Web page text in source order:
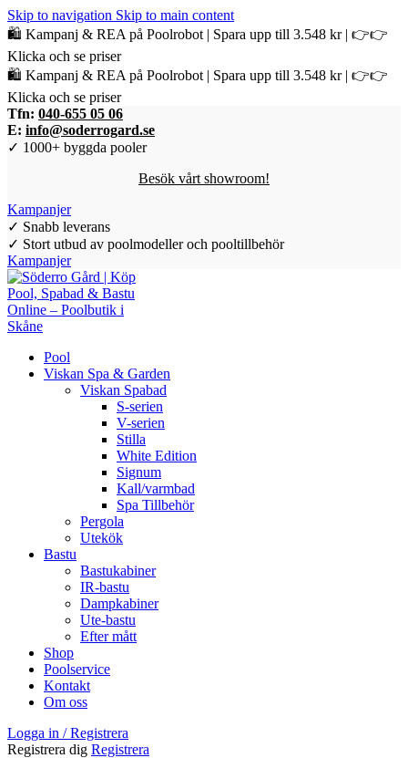
Skip to navigation Skip to main content
🛍️ Kampanj & REA på Poolrobot | Spara upp till 3.548 kr | 👉👉
Klicka och se priser
🛍️ Kampanj & REA på Poolrobot | Spara upp till 3.548 kr | 👉👉
Klicka och se priser
Tfn: 040-655 05 06
E: info@soderrogard.se
✓ 1000+ byggda pooler
Besök vårt showroom!
Kampanjer
✓ Snabb leverans
✓ Stort utbud av poolmodeller och pooltillbehör
Kampanjer
Pool
Viskan Spa & Garden
Viskan Spabad
S-serien
V-serien
Stilla
White Edition
Signum
Kall/varmbad
Spa Tillbehör
Pergola
Utekök
Bastu
Bastukabiner
IR-bastu
Dampkabiner
Ute-bastu
Efter mått
Shop
Poolservice
Kontakt
Om oss
Logga in / Registrera
Registrera dig Registrera